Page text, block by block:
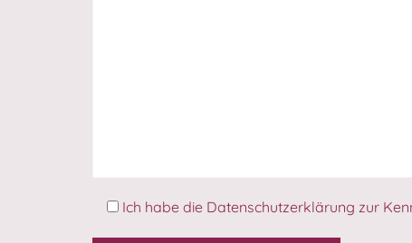
Ich habe die Datenschutzerklärung zur